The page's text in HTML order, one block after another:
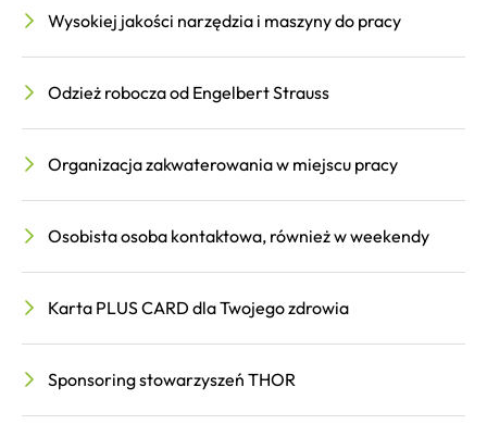
Wysokiej jakości narzędzia i maszyny do pracy
Odzież robocza od Engelbert Strauss
Organizacja zakwaterowania w miejscu pracy
Osobista osoba kontaktowa, również w weekendy
Karta PLUS CARD dla Twojego zdrowia
Sponsoring stowarzyszeń THOR